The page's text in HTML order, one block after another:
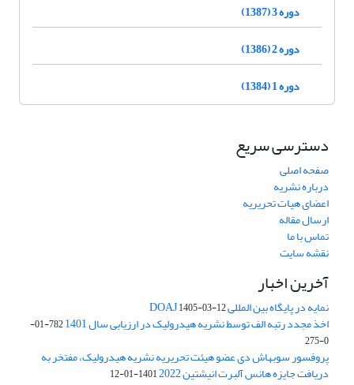
دوره 3 (1387)
دوره 2 (1386)
دوره 1 (1384)
دسترسی سریع
صفحه اصلی
درباره نشریه
اعضای هیات تحریریه
ارسال مقاله
تماس با ما
نقشه سایت
آخرین اخبار
نمایه در پایگاه بین المللی DOAJ1405-03-12
اخذ مجدد رتبه الف توسط نشریه هیدرولیک در ارزیابی سال 1401
782-01-
0-275
پروفسور سوبهاش دی عضو هیئت تحریریه نشریه هیدرولیک، مفتخر به
دریافت جایزه هانس آلبرت انیشتین 2022 1401-01-12